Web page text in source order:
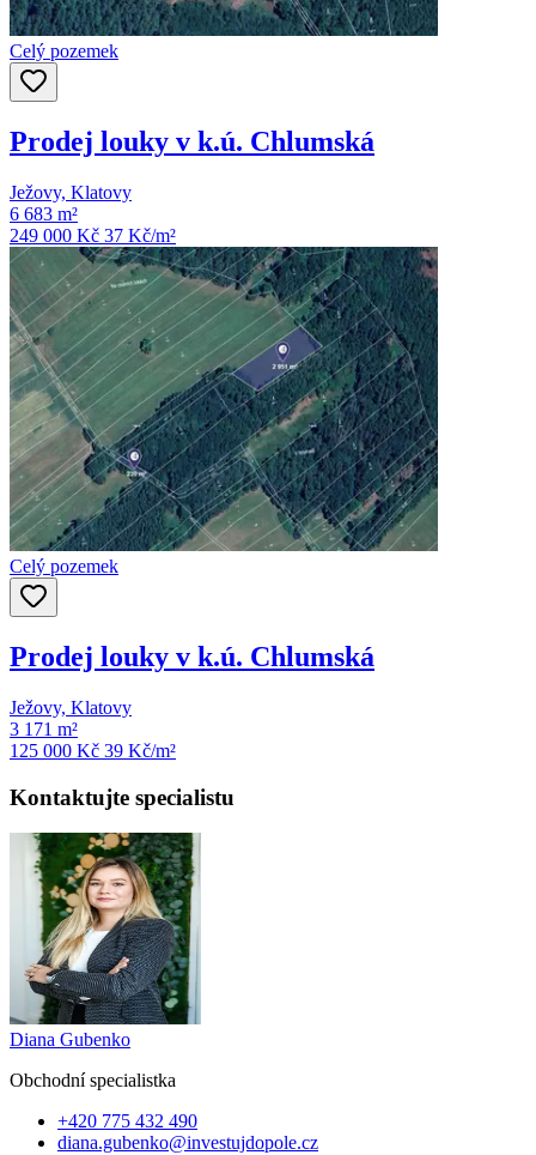
Celý pozemek
Prodej louky v k.ú. Chlumská
Ježovy, Klatovy
6 683 m²
249 000 Kč 37 Kč/m²
Celý pozemek
Prodej louky v k.ú. Chlumská
Ježovy, Klatovy
3 171 m²
125 000 Kč 39 Kč/m²
Kontaktujte specialistu
Diana Gubenko
Obchodní specialistka
+420 775 432 490
diana.gubenko@investujdopole.cz